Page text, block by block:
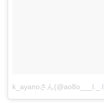
k_ayanoさん